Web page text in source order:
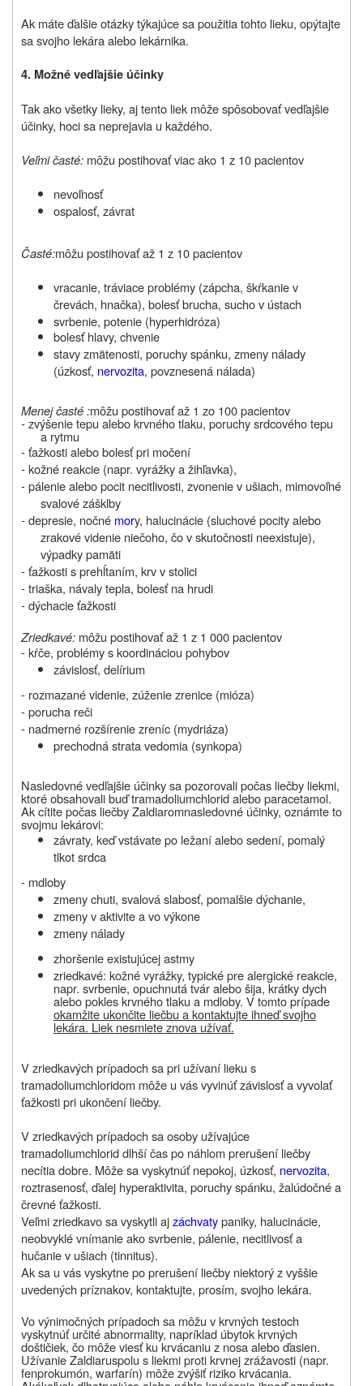
Ak máte ďalšie otázky týkajúce sa použitia tohto lieku, opýtajte
sa svojho lekára alebo lekárnika.
4. Možné vedľajšie účinky
Tak ako všetky lieky, aj tento liek môže spôsobovať vedľajšie
účinky, hoci sa neprejavia u každého.
Veľmi časté: môžu postihovať viac ako 1 z 10 pacientov
nevoľnosť
ospalosť, závrat
Časté:môžu postihovať až 1 z 10 pacientov
vracanie, tráviace problémy (zápcha, škŕkanie v
črevách, hnačka), bolesť brucha, sucho v ústach
svrbenie, potenie (hyperhidróza)
bolesť hlavy, chvenie
stavy zmätenosti, poruchy spánku, zmeny nálady
(úzkosť, nervozita, povznesená nálada)
Menej časté :môžu postihovať až 1 zo 100 pacientov
-zvýšenie tepu alebo krvného tlaku, poruchy srdcového tepu
a rytmu
- ťažkosti alebo bolesť pri močení
- kožné reakcie (napr. vyrážky a žihľavka),
- pálenie alebo pocit necitlivosti, zvonenie v ušiach, mimovoľné
svalové zášklby
- depresie, nočné mory, halucinácie (sluchové pocity alebo
zrakové videnie niečoho, čo v skutočnosti neexistuje),
výpadky pamäti
- ťažkosti s prehĺtaním, krv v stolici
- triaška, návaly tepla, bolesť na hrudi
- dýchacie ťažkosti
Zriedkavé: môžu postihovať až 1 z 1 000 pacientov
- kŕče, problémy s koordináciou pohybov
závislosť, delírium
- rozmazané videnie, zúženie zrenice (mióza)
- porucha reči
- nadmerné rozšírenie zreníc (mydriáza)
prechodná strata vedomia (synkopa)
Nasledovné vedľajšie účinky sa pozorovali počas liečby liekmi,
ktoré obsahovali buď tramadoliumchlorid alebo paracetamol.
Ak cítite počas liečbyZaldiaromnasledovné účinky, oznámte to
svojmu lekárovi:
závraty, keď vstávate po ležaní alebo sedení, pomalý
tlkot srdca
- mdloby
zmeny chuti, svalová slabosť, pomalšie dýchanie,
zmeny v aktivite a vo výkone
zmeny nálady
zhoršenie existujúcej astmy
zriedkavé: kožné vyrážky, typické pre alergické reakcie,
napr. svrbenie, opuchnutá tvár alebo šija, krátky dych
alebo pokles krvného tlaku a mdloby. V tomto prípade
okamžite ukončite liečbu a kontaktujte ihneď svojho
lekára. Liek nesmiete znova užívať.
V zriedkavých prípadoch sa pri užívaní lieku s
tramadoliumchloridom môže u vás vyvinúť závislosť a vyvolať
ťažkosti pri ukončení liečby.
V zriedkavých prípadoch sa osoby užívajúce
tramadoliumchlorid dlhší čas po náhlom prerušení liečby
necítia dobre. Môže sa vyskytnúť nepokoj, úzkosť, nervozita,
roztrasenosť, ďalej hyperaktivita, poruchy spánku, žalúdočné a
črevné ťažkosti.
Veľmi zriedkavo sa vyskytli ajzáchvatypaniky, halucinácie,
neobvyklé vnímanie ako svrbenie, pálenie, necitlivosť a
hučanie v ušiach (tinnitus).
Ak sa u vás vyskytne po prerušení liečby niektorý z vyššie
uvedených príznakov, kontaktujte, prosím, svojho lekára.
Vo výnimočných prípadoch sa môžu v krvných testoch
vyskytnúť určité abnormality, napríklad úbytok krvných
doštičiek, čo môže viesť ku krvácaniu z nosa alebo ďasien.
UžívanieZaldiaruspolu s liekmi proti krvnej zrážavosti (napr.
fenprokumón, warfarín) môže zvýšiť riziko krvácania.